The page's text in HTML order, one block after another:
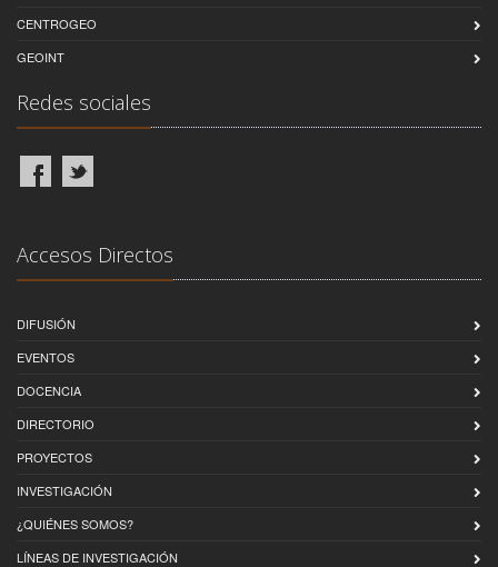
CENTROGEO
GEOINT
Redes sociales
Accesos Directos
DIFUSIÓN
EVENTOS
DOCENCIA
DIRECTORIO
PROYECTOS
INVESTIGACIÓN
¿QUIÉNES SOMOS?
LÍNEAS DE INVESTIGACIÓN